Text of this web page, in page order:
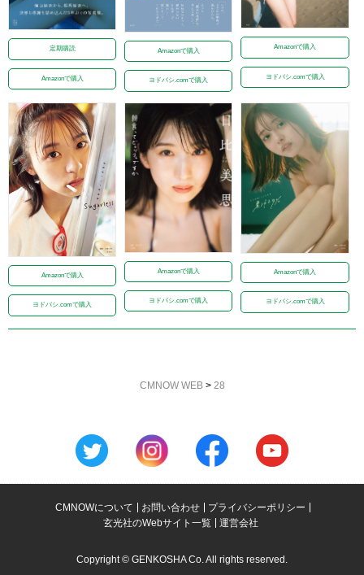
定期購読
Amazonで購入
Amazonで購入
ヨドバシ.comで購入
Amazonで購入
ヨドバシ.comで購入
Amazonで購入
ヨドバシ.comで購入
Amazonで購入
ヨドバシ.comで購入
Amazonで購入
ヨドバシ.comで購入
CMNOW WEB> 28
CMNOWについて お問い合わせ
プライバシーポリシー
玄光社のWebサイト一覧
運営会社
Copyright © GENKOSHA Co. All rights reserved.